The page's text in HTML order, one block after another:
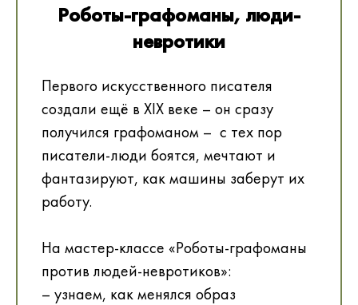
Роботы-графоманы, люди-
невротики
Первого искусственного писателя
создали ещё в XIX веке – он сразу
получился графоманом – с тех пор
писатели-люди боятся, мечтают и
фантазируют, как машины заберут их
работу.
На мастер-классе «Роботы-графоманы
против людей-невротиков»:
– узнаем, как менялся образ